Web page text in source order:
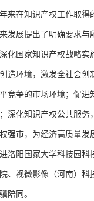
来在知识产权工作取得
发展提出了明确要求与
化国家知识产权战略实
造环境，激发全社会创
竞争的市场环境；促进
深化知识产权公共服务
强市，为经济高质量发
洛阳国家大学科技园科
、视微影像（河南）科
陪同。